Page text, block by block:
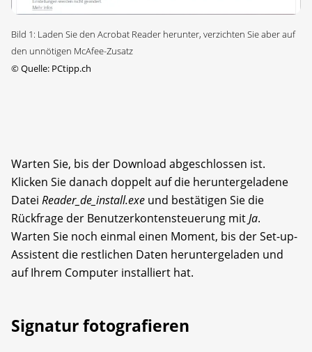
Bild 1: Laden Sie den Acrobat Reader herunter, verzichten Sie aber auf
den unnötigen McAfee-Zusatz
©Quelle: PCtipp.ch
Warten Sie, bis der Download abgeschlossen ist.
Klicken Sie danach doppelt auf die heruntergeladene
Datei Reader_de_install.exe und bestätigen Sie die
Rückfrage der Benutzerkontensteuerung mitJa.
Warten Sie noch einmal einen Moment, bis der Set-up-
Assistent die restlichen Daten heruntergeladen und
auf Ihrem Computer installiert hat.
Signatur fotografieren